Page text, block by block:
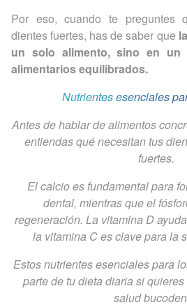
Por eso, cuando te preguntes
dientes fuertes, has de saber que
un solo alimento, sino en un
alimentarios equilibrados.
Nutrientes esenciales
Antes de hablar de alimentos
entiendas qué necesitan tus
fuertes.
El calcio es fundamental para
dental, mientras que el
regeneración. La vitamina D
la vitamina C es clave para la
Estos nutrientes esenciales para
parte de tu dieta diaria si
salud